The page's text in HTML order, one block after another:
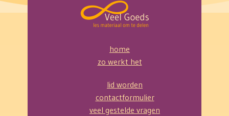
home
zo werkt het
lid worden
contactformulier
veel gestelde vragen